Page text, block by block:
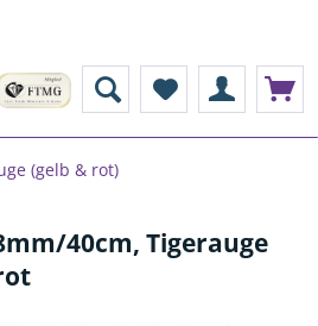
(gelb & rot)
40cm, Tigerauge